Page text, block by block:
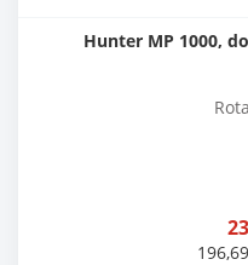
Hunter MP 1000,
196,69